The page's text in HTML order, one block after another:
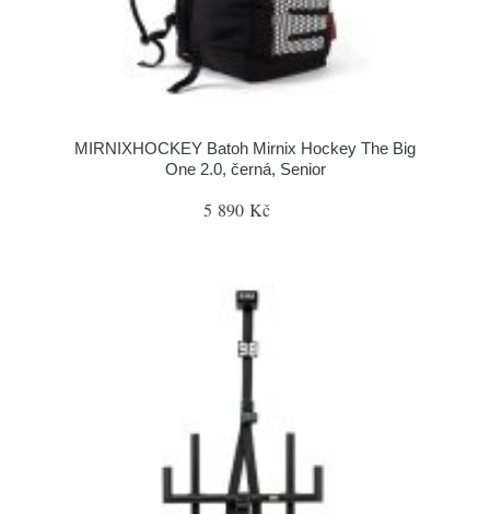
MIRNIXHOCKEY Batoh Mirnix Hockey The Big
One 2.0, černá, Senior
5 890 Kč